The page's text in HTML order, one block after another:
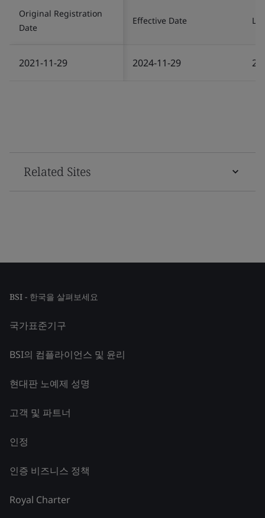
Original Registration
Date
Effective Date
2021-11-29 2024-11-29
Related Sites
BSI - 한국을 살펴보세요
국가표준기구
BSI의 컴플라이언스 및 윤리
현대판 노예제 성명
고객 및 파트너
인정
인증 비즈니스 정책
Royal Charter